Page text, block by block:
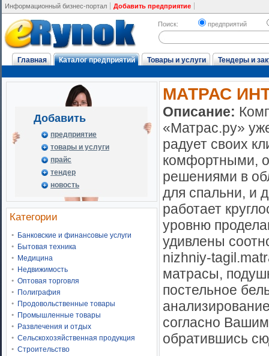
Информационный бизнес-портал Добавить предприятие
Поиск: предприятий
Главная Каталог предприятий Товары и услуги Тендеры и
Добавить
предприятие
товары и услуги
прайс
тендер
новость
Категории
Банковские и финансовые услуги
Бытовая техника
Медицина
Недвижимость
Оптовая торговля
Полиграфия
Продовольственные товары
Промышленные товары
Развлечения и отдых
Сельскохозяйственная продукция
Строительство
МАТРАС
Описание:
«Матрас.ру»
радует своих
комфортными,
решениями в
для спальни, и
работает
уровню
удивлены
nizhniy-
матрасы,
постельное
согласно
обратившись